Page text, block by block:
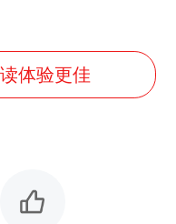
体验更佳